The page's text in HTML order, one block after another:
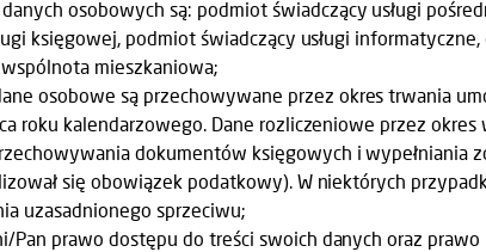
osobowych są: podmiot świadczący usługi
księgowej, podmiot świadczący usługi
mieszkaniowa;
osobowe są przechowywane przez okres trwania
roku kalendarzowego. Dane rozliczeniowe przez
dokumentów księgowych i wypełniania
się obowiązek podatkowy). W niektórych
uzasadnionego sprzeciwu;
Pan prawo dostępu do treści swoich danych oraz